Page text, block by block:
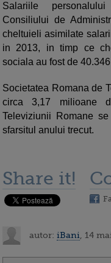
Salariile
Consiliului de
cheltuieli asimilate
in 2013, in timp ce
sociala au fost de
Societatea Romana de
circa 3,17 milioane
Televiziunii Romane
sfarsitul anului trecut.
Share it!
autor: iBani , 14